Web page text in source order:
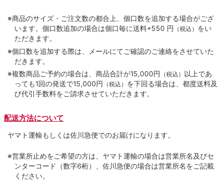
※商品のサイズ・ご注文数の都合上、個口数を追加する場合がござ
います。個口数追加の場合は個口毎に送料+550 円 （税込） をい
ただきます。
※個口数を追加する際は、メールにてご確認のご連絡をさせていた
だきます。
※複数商品ご予約の場合は、商品合計が15,000円
（税込）
以上であ
っても1回の発送で15,000円
（税込） を下回る場合は、都度送料及
び代引手数料をご請求させていただきます。
配送方法について
ヤマト運輸もしくは佐川急便でのお届けになります。
※営業所止めをご希望の方は、ヤマト運輸の場合は営業所名及びセ
ンターコード（数字6桁）、佐川急便の場合は営業所名をご記載
ください。